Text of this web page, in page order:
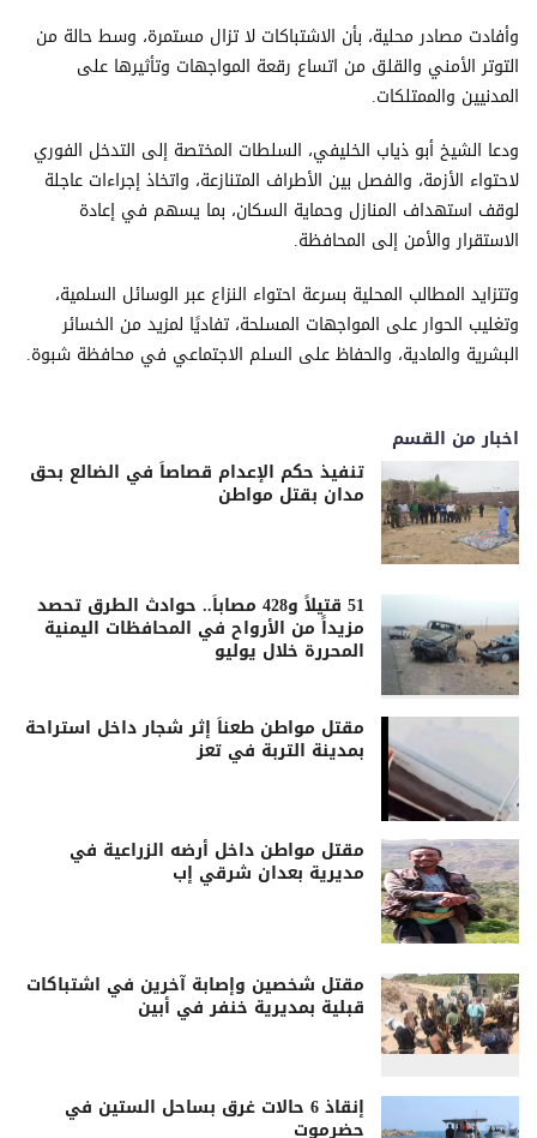
وأفادت مصادر محلية، بأن الاشتباكات لا تزال مستمرة، وسط حالة من
التوتر الأمني والقلق من اتساع رقعة المواجهات وتأثيرها على
المدنيين والممتلكات.
ودعا الشيخ أبو ذياب الخليفي، السلطات المختصة إلى التدخل الفوري
لاحتواء الأزمة، والفصل بين الأطراف المتنازعة، واتخاذ إجراءات عاجلة
لوقف استهداف المنازل وحماية السكان، بما يسهم في إعادة
الاستقرار والأمن إلى المحافظة.
وتتزايد المطالب المحلية بسرعة احتواء النزاع عبر الوسائل السلمية،
وتغليب الحوار على المواجهات المسلحة، تفاديًا لمزيد من الخسائر
البشرية والمادية، والحفاظ على السلم الاجتماعي في محافظة شبوة.
اخبار من القسم
تنفيذ حكم الإعدام قصاصاً في الضالع بحق
مدان بقتل مواطن
51 قتيلاً و428 مصاباً.. حوادث الطرق تحصد
مزيداً من الأرواح في المحافظات اليمنية
المحررة خلال يوليو
مقتل مواطن طعناً إثر شجار داخل استراحة
بمدينة التربة في تعز
مقتل مواطن داخل أرضه الزراعية في
مديرية بعدان شرقي إب
مقتل شخصين وإصابة آخرين في اشتباكات
قبلية بمديرية خنفر في أبين
إنقاذ 6 حالات غرق بساحل الستين في
حضرموت